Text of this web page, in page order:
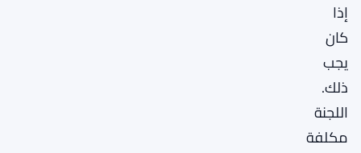
إذا
كان
يجب
ذلك.
اللجنة
مكلفة